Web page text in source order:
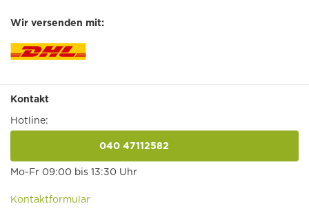
Wir versenden mit:
Kontakt
Hotline:
040 47112582
Mo-Fr 09:00 bis 13:30 Uhr
Kontaktformular